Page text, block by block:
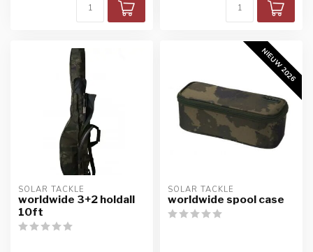
SOLAR TACKLE
worldwide 3+2 holdall
10ft
NIEUW 2026
SOLAR TACKLE
worldwide spool case